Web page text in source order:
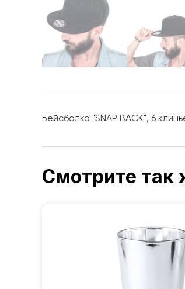
Бейсболка "SNAP BACK", 6
Смотрите так